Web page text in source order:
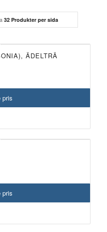
32 Produkter per sida
NYHET!
ÄDELTRÄ
pris
pris